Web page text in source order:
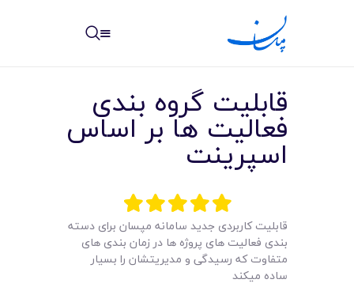
نوشته ها
مرکز آموزش
قابلیت گروه بندی
فعالیت ها بر اساس
اسپرینت
قابلیت کاربردی جدید سامانه مپسان برای دسته
بندی فعالیت های پروژه ها در زمان بندی های
متفاوت که رسیدگی و مدیریتشان را بسیار
ساده میکند